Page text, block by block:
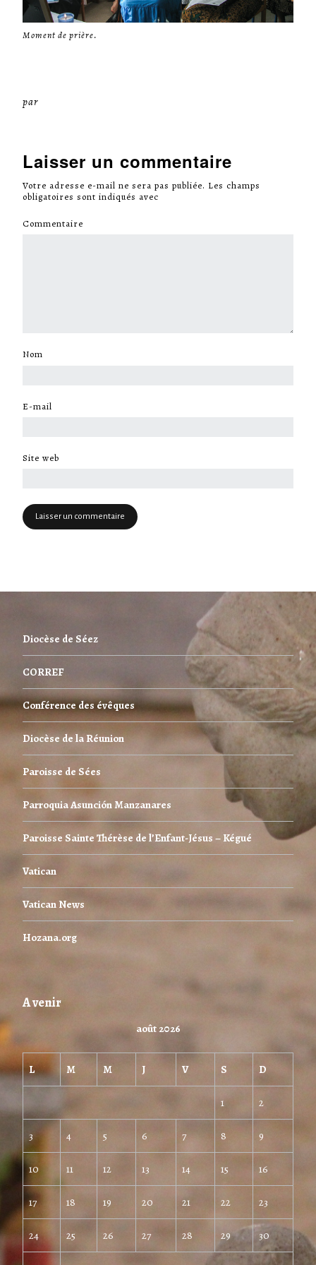
Moment de prière.
par
Laisser un commentaire
Votre adresse e-mail ne sera pas publiée. Les champs
obligatoires sont indiqués avec
Commentaire
Nom
E-mail
Site web
Diocèse de Séez
CORREF
Conférence des évêques
Diocèse de la Réunion
Paroisse de Sées
Parroquia Asunción Manzanares
Paroisse Sainte Thérèse de l’Enfant-Jésus – Kégué
Vatican
Vatican News
Hozana.org
A venir
août 2026
L M M J V S D
1 2
3 4 5 6 7 8 9
10 11 12 13 14 15 16
17 18 19 20 21 22 23
24 25 26 27 28 29 30